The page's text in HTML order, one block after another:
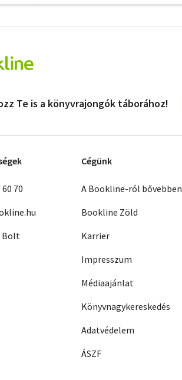
Te is a könyvrajongók táborához!
60 70
Bolt
Cégünk
A Bookline-ról bővebben
Bookline Zöld
Karrier
Impresszum
Médiaajánlat
Könyvnagykereskedés
Adatvédelem
ÁSZF